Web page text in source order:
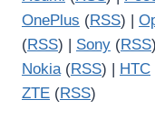
OnePlus (RSS) |
(RSS) | Sony (RSS
Nokia(RSS) | HTC
ZTE (RSS)